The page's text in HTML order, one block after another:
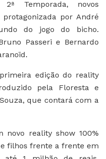
Temporada, novos
por André
do jogo do bicho.
Passeri e Bernardo
edição do reality
pela Floresta e
que contará com a
novo reality show 100%
filhos frente a frente em